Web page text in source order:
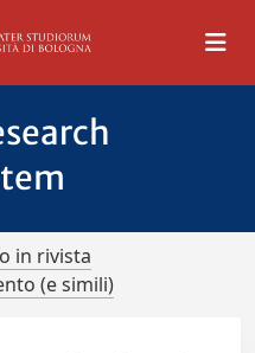
in rivista
(e simili)